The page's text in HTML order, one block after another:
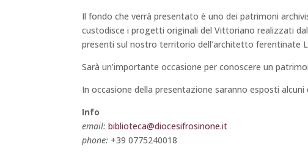
Il fondo che verrà presentato è uno dei patrimoni
custodisce i progetti originali del Vittoriano realizzati
presenti sul nostro territorio dell’architetto ferentinate
Sarà un’importante occasione per conoscere un
In occasione della presentazione saranno esposti
Info
email:biblioteca@diocesifrosinone.it
phone: +39 0775240018